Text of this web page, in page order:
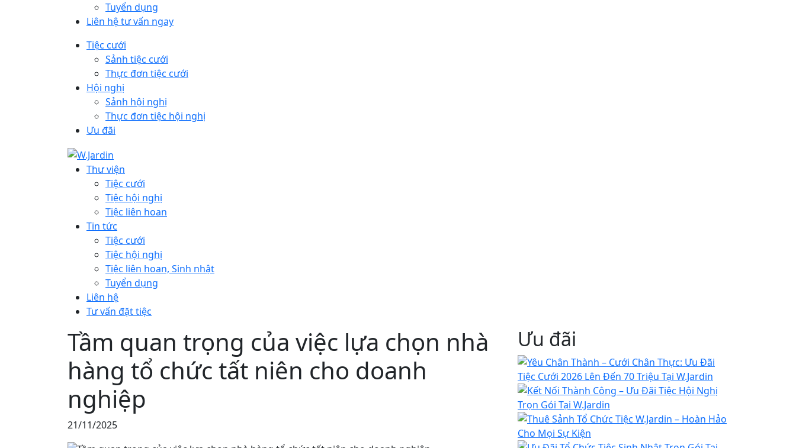
Tuyển dụng
Liên hệ tư vấn ngay
Tiệc cưới
Sảnh tiệc cưới
Thực đơn tiệc cưới
Hội nghị
Sảnh hội nghị
Thực đơn tiệc hội nghị
Ưu đãi
Thư viện
Tiệc cưới
Tiệc hội nghị
Tiệc liên hoan
Tin tức
Tiệc cưới
Tiệc hội nghị
Tiệc liên hoan, Sinh nhật
Tuyển dụng
Liên hệ
Tư vấn đặt tiệc
Tầm quan trọng của việc lựa chọn nhà
hàng tổ chức tất niên cho doanh
nghiệp
21/11/2025
Ưu đãi